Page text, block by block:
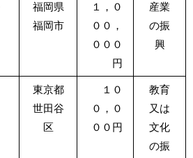
福岡県
福岡市
１，０
００，
０００
円
産業
の振
興
東京都
世田谷
区
１０
０，０
００円
教育
又は
文化
の振